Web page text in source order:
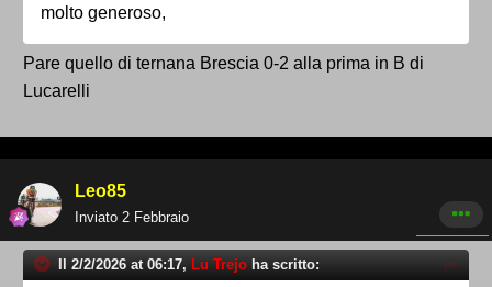
molto generoso,
Pare quello di ternana Brescia 0-2 alla prima in B di
Lucarelli
Leo85
Inviato 2 Febbraio
Il 2/2/2026 at 06:17, Lu Trejo ha scritto: